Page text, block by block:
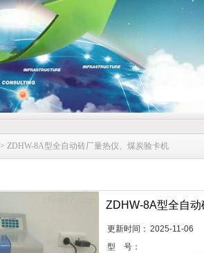
> ZDHW-8A型全自动砖厂量热仪、煤炭验卡机
ZDHW-8A型全自
更新时间： 2025-11-06
型 号：